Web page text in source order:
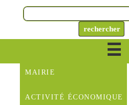
MAIRIE
ACTIVITÉ ÉCONOMIQUE